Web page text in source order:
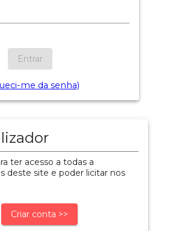
Entrar
me da senha)
ter acesso a todas a
deste site e poder licitar nos
Criar conta >>